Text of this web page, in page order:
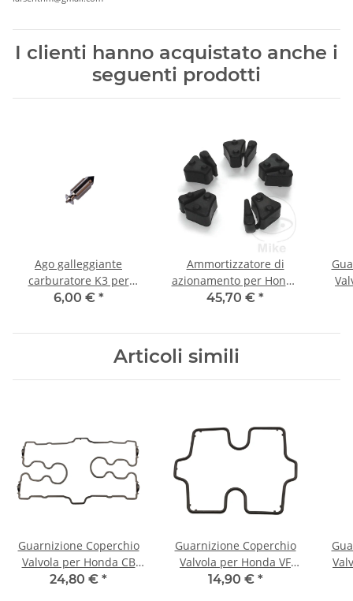
I clienti hanno acquistato anche i
seguenti prodotti
Ago galleggiante
carburatore K3 per
Honda CA CB CBF CBR
NX TRX VFR VT XL XR XRV
6,00 € *
Ammortizzatore di
azionamento per Honda
CB 450 500 600 750 900
45,70 € *
Articoli simili
Guarnizione Coperchio
Valvola per Honda CB
750 900 1100 # 12391-
24,80 € *
Guarnizione Coperchio
Valvola per Honda VF
750 VF 1000 # 12391-
14,90 € *